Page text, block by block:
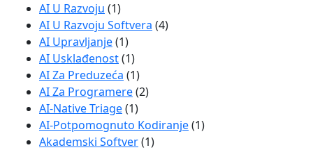
AI U Razvoju (1)
AI U Razvoju Softvera (4)
AI Upravljanje(1)
AI Usklađenost(1)
AI Za Preduzeća (1)
AI Za Programere(2)
AI-Native Triage(1)
AI-Potpomognuto Kodiranje(1)
Akademski Softver(1)